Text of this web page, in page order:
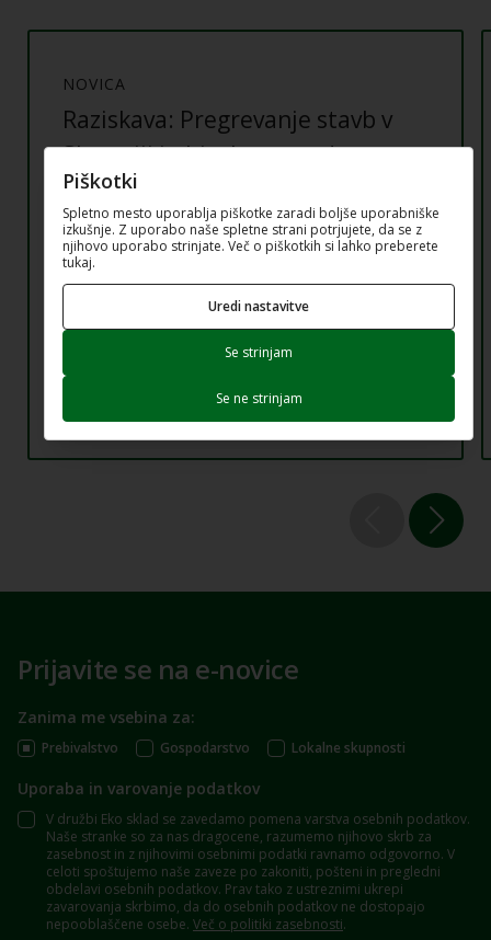
NOVICA
Raziskava: Pregrevanje stavb v
Sloveniji in bivalne navade
prebivalcev
Vaše izkušnje so ključne za uspeh raziskave.
Prijavite se na e-novice
Zanima me vsebina za:
Prebivalstvo Gospodarstvo Lokalne skupnosti
Uporaba in varovanje podatkov
V družbi Eko sklad se zavedamo pomena varstva osebnih podatkov.
Naše stranke so za nas dragocene, razumemo njihovo skrb za
zasebnost in z njihovimi osebnimi podatki ravnamo odgovorno. V
celoti spoštujemo naše zaveze po zakoniti, pošteni in pregledni
obdelavi osebnih podatkov. Prav tako z ustreznimi ukrepi
zavarovanja skrbimo, da do osebnih podatkov ne dostopajo
nepooblaščene osebe. Več o politiki zasebnosti.
Piškotki
Spletno mesto uporablja piškotke zaradi boljše uporabniške
izkušnje. Z uporabo naše spletne strani potrjujete, da se z
njihovo uporabo strinjate. Več o piškotkih si lahko preberete
tukaj.
Uredi nastavitve
Se strinjam
Se ne strinjam